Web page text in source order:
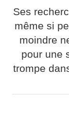
Ses
même si
moindre
pour une
trompe